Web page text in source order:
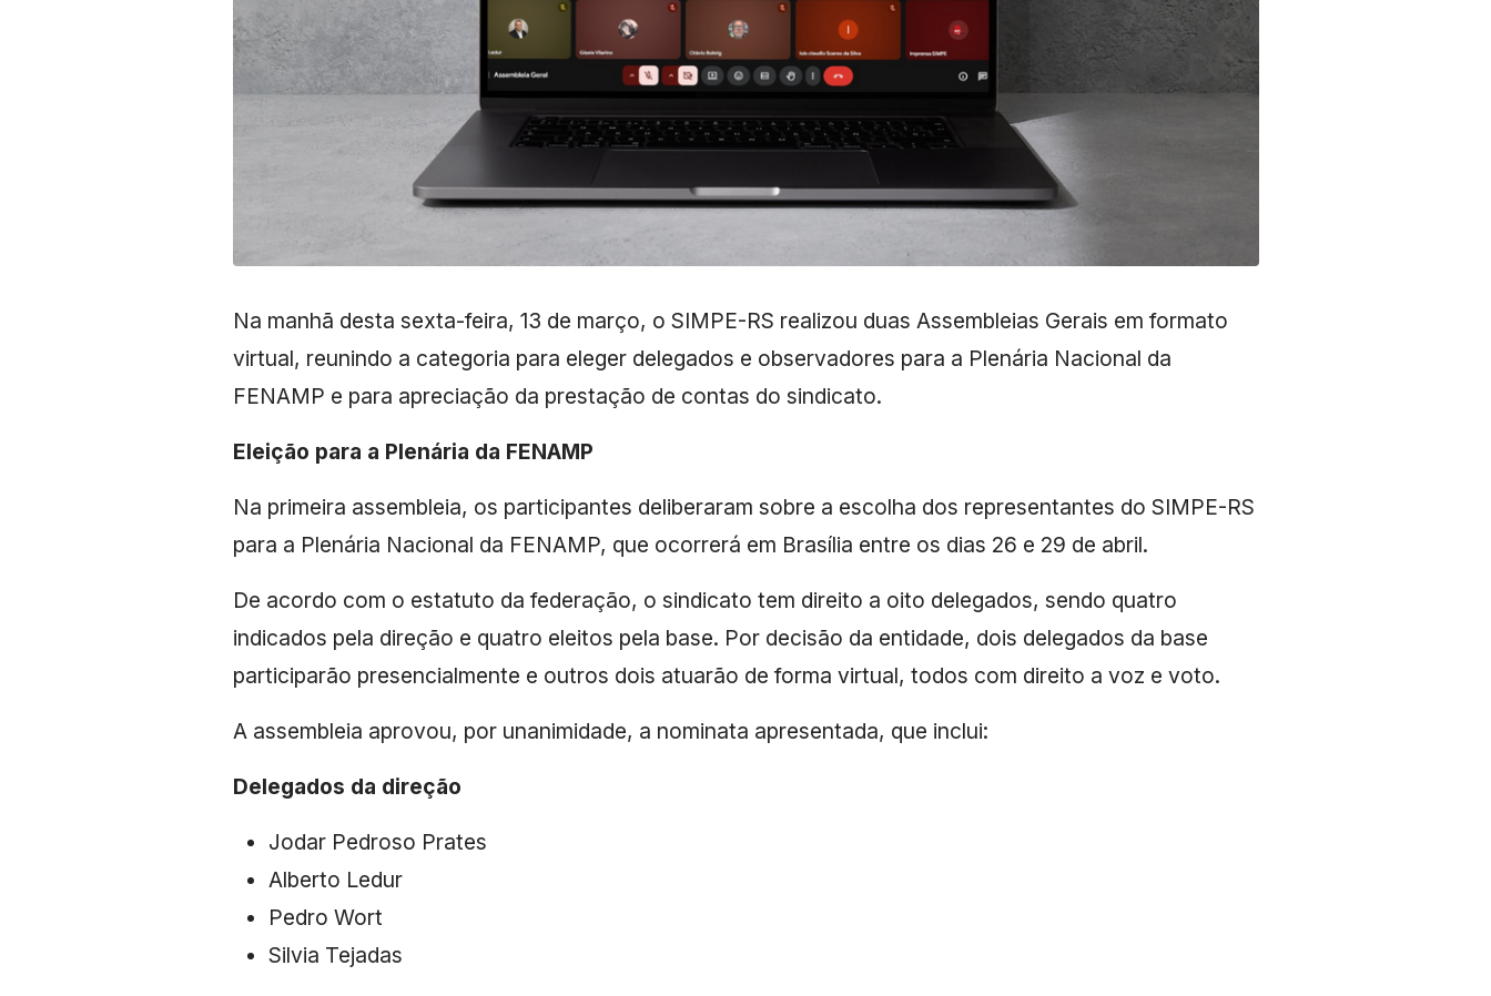
Na manhã desta sexta-feira, 13 de março, o SIMPE-RS realizou duas Assembleias Gerais em formato
virtual, reunindo a categoria para eleger delegados e observadores para a Plenária Nacional da
FENAMP e para apreciação da prestação de contas do sindicato.
Eleição para a Plenária da FENAMP
Na primeira assembleia, os participantes deliberaram sobre a escolha dos representantes do SIMPE-RS
para a Plenária Nacional da FENAMP, que ocorrerá em Brasília entre os dias 26 e 29 de abril.
De acordo com o estatuto da federação, o sindicato tem direito a oito delegados, sendo quatro
indicados pela direção e quatro eleitos pela base. Por decisão da entidade, dois delegados da base
participarão presencialmente e outros dois atuarão de forma virtual, todos com direito a voz e voto.
A assembleia aprovou, por unanimidade, a nominata apresentada, que inclui:
Delegados da direção
Jodar Pedroso Prates
Alberto Ledur
Pedro Wort
Silvia Tejadas